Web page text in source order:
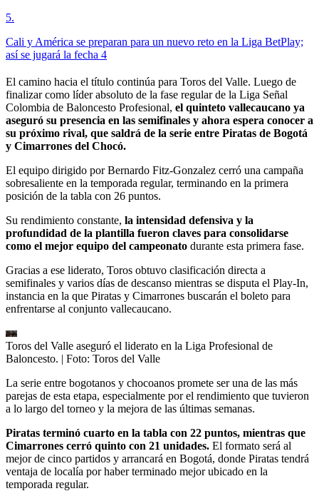
5.
Cali y América se preparan para un nuevo reto en la Liga BetPlay;
así se jugará la fecha 4
El camino hacia el título continúa para Toros del Valle. Luego de
finalizar como líder absoluto de la fase regular de la Liga Señal
Colombia de Baloncesto Profesional, el quinteto vallecaucano ya
aseguró su presencia en las semifinales y ahora espera conocer a
su próximo rival, que saldrá de la serie entre Piratas de Bogotá
y Cimarrones del Chocó.
El equipo dirigido por Bernardo Fitz-Gonzalez cerró una campaña
sobresaliente en la temporada regular, terminando en la primera
posición de la tabla con 26 puntos.
Su rendimiento constante, la intensidad defensiva y la
profundidad de la plantilla fueron claves para consolidarse
como el mejor equipo del campeonato durante esta primera fase.
Gracias a ese liderato, Toros obtuvo clasificación directa a
semifinales y varios días de descanso mientras se disputa el Play-In,
instancia en la que Piratas y Cimarrones buscarán el boleto para
enfrentarse al conjunto vallecaucano.
Toros del Valle aseguró el liderato en la Liga Profesional de
Baloncesto. | Foto: Toros del Valle
La serie entre bogotanos y chocoanos promete ser una de las más
parejas de esta etapa, especialmente por el rendimiento que tuvieron
a lo largo del torneo y la mejora de las últimas semanas.
Piratas terminó cuarto en la tabla con 22 puntos, mientras que
Cimarrones cerró quinto con 21 unidades. El formato será al
mejor de cinco partidos y arrancará en Bogotá, donde Piratas tendrá
ventaja de localía por haber terminado mejor ubicado en la
temporada regular.